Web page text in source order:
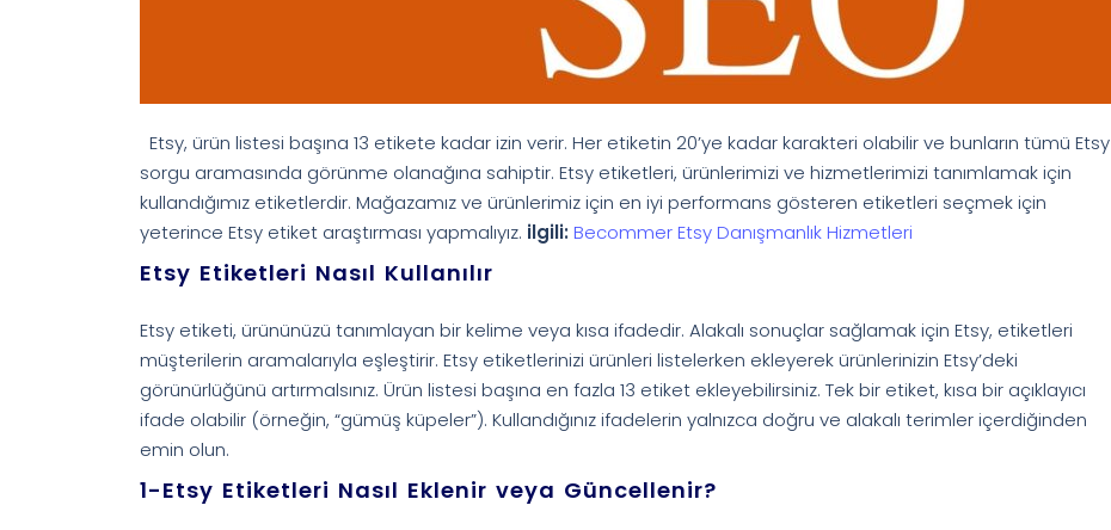
Etsy, ürün listesi başına 13 etikete kadar izin verir. Her etiketin 20’ye kadar karakteri olabilir ve bunların tümü Etsy
sorgu aramasında görünme olanağına sahiptir. Etsy etiketleri, ürünlerimizi ve hizmetlerimizi tanımlamak için
kullandığımız etiketlerdir. Mağazamız ve ürünlerimiz için en iyi performans gösteren etiketleri seçmek için
yeterince Etsy etiket araştırması yapmalıyız. ilgili: Becommer Etsy Danışmanlık Hizmetleri
Etsy Etiketleri Nasıl Kullanılır
Etsy etiketi, ürününüzü tanımlayan bir kelime veya kısa ifadedir. Alakalı sonuçlar sağlamak için Etsy, etiketleri
müşterilerin aramalarıyla eşleştirir. Etsy etiketlerinizi ürünleri listelerken ekleyerek ürünlerinizin Etsy’deki
görünürlüğünü artırmalsınız. Ürün listesi başına en fazla 13 etiket ekleyebilirsiniz. Tek bir etiket, kısa bir açıklayıcı
ifade olabilir (örneğin, “gümüş küpeler”). Kullandığınız ifadelerin yalnızca doğru ve alakalı terimler içerdiğinden
emin olun.
1-Etsy Etiketleri Nasıl Eklenir veya Güncellenir?